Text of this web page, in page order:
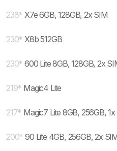
238* X7e 6GB, 128GB, 2x SIM
230* X8b 512GB
230* 600 Lite 8GB, 128GB, 2x
219* Magic4 Lite
217* Magic7 Lite 8GB, 256GB,
200* 90 Lite 4GB, 256GB, 2x